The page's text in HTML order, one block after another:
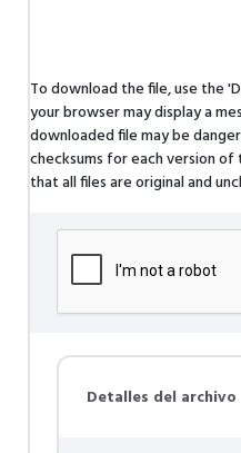
To download the file, use the
your browser may display a
downloaded file may be
checksums for each version
that all files are original and
Detalles del archivo